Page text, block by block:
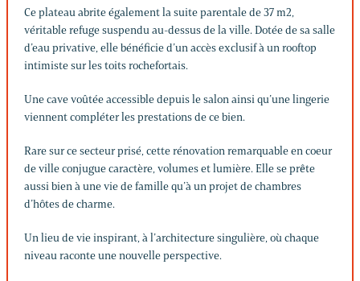
Ce plateau abrite également la suite parentale de 37 m2,
véritable refuge suspendu au-dessus de la ville. Dotée de sa salle
d’eau privative, elle bénéficie d’un accès exclusif à un rooftop
intimiste sur les toits rochefortais.
Une cave voûtée accessible depuis le salon ainsi qu’une lingerie
viennent compléter les prestations de ce bien.
Rare sur ce secteur prisé, cette rénovation remarquable en coeur
de ville conjugue caractère, volumes et lumière. Elle se prête
aussi bien à une vie de famille qu’à un projet de chambres
d’hôtes de charme.
Un lieu de vie inspirant, à l’architecture singulière, où chaque
niveau raconte une nouvelle perspective.